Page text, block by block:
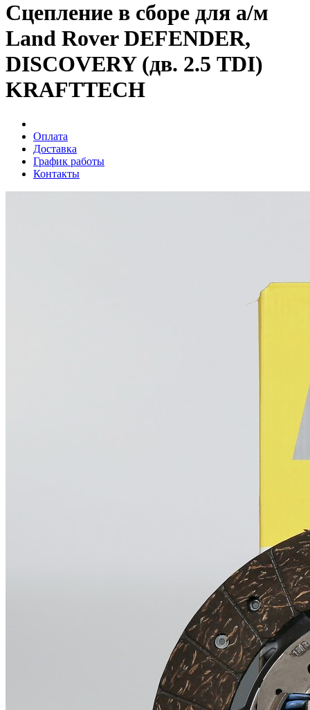
Сцепление в сборе для а/м
Land Rover DEFENDER,
DISCOVERY (дв. 2.5 ТDI)
KRAFTTECH
Оплата
Доставка
График работы
Контакты